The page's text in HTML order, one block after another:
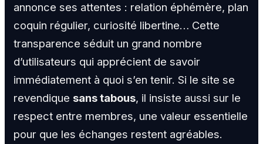
annonce ses attentes : relation éphémère, plan
coquin régulier, curiosité libertine… Cette
transparence séduit un grand nombre
d’utilisateurs qui apprécient de savoir
immédiatement à quoi s’en tenir. Si le site se
revendique sans tabous, il insiste aussi sur le
respect entre membres, une valeur essentielle
pour que les échanges restent agréables.